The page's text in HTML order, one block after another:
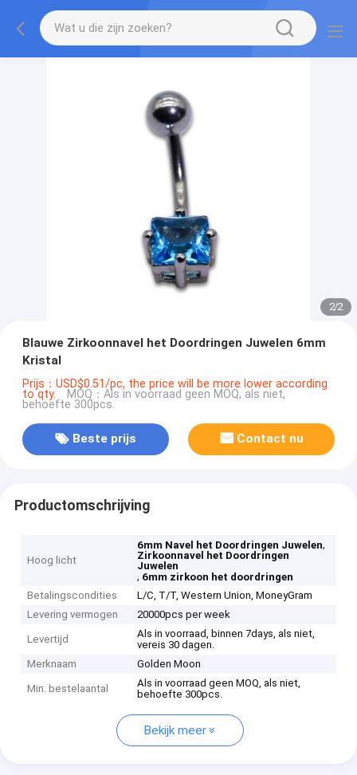
2/2
Blauwe Zirkoonnavel het Doordringen Juwelen 6mm
Kristal
Prijs：USD$0.51/pc, the price will be more lower according
to qty. MOQ：Als in voorraad geen MOQ, als niet,
behoefte 300pcs.
Beste prijs Contact nu
Productomschrijving
Hoog licht
6mm Navel het Doordringen Juwelen,
Zirkoonnavel het Doordringen
Juwelen
, 6mm zirkoon het doordringen
Betalingscondities
L/C, T/T, Western Union, MoneyGram
Levering vermogen
20000pcs per week
Levertijd
Als in voorraad, binnen 7days, als niet,
vereis 30 dagen.
Merknaam
Golden Moon
Min. bestelaantal
Als in voorraad geen MOQ, als niet,
behoefte 300pcs.
Bekijk meer